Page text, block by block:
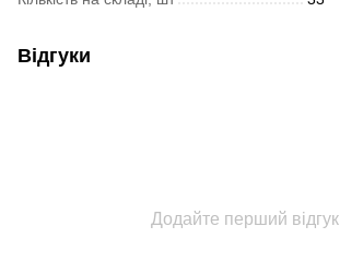
Відгуки
Додайте перший відгук